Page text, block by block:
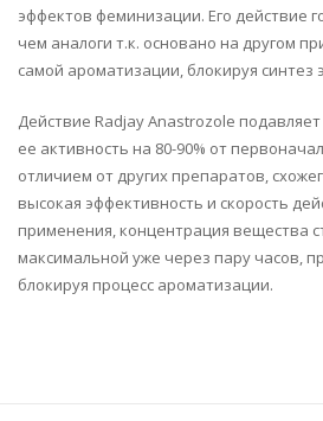
эффектов феминизации. Его действие
чем аналоги т.к. основано на другом
самой ароматизации, блокируя синтез
Действие Radjay Anastrozole
ее активность на 80-90% от
отличием от других препаратов,
высокая эффективность и скорость
применения, концентрация вещества
максимальной уже через пару часов,
блокируя процесс ароматизации.